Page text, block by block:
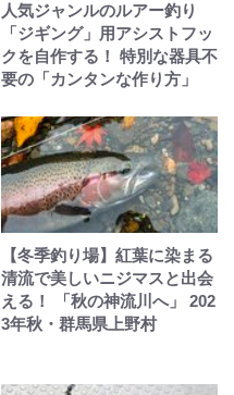
人気ジャンルのルアー釣り
「ジギング」用アシストフッ
クを自作する！ 特別な器具不
要の「カンタンな作り方」
【冬季釣り場】紅葉に染まる
清流で美しいニジマスと出会
える！ 「秋の神流川へ」 202
3年秋・群馬県上野村